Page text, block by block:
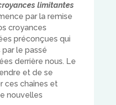
limitantes
par la remise
croyances
préconçues qui
le passé
derrière nous. Le
et de se
ces chaînes et
nouvelles